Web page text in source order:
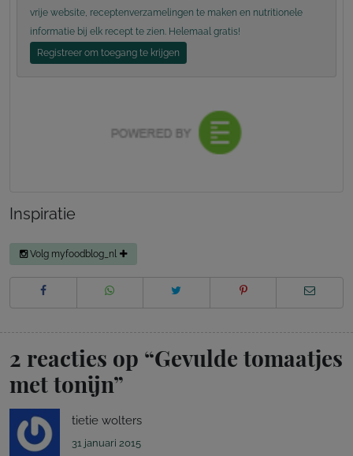
vrije website, receptenverzamelingen te maken en nutritionele
informatie bij elk recept te zien. Helemaal gratis!
Registreer om toegang te krijgen
Inspiratie
Volg myfoodblog_nl
2 reacties op “Gevulde tomaatjes
met tonijn”
tietie wolters
31 januari 2015